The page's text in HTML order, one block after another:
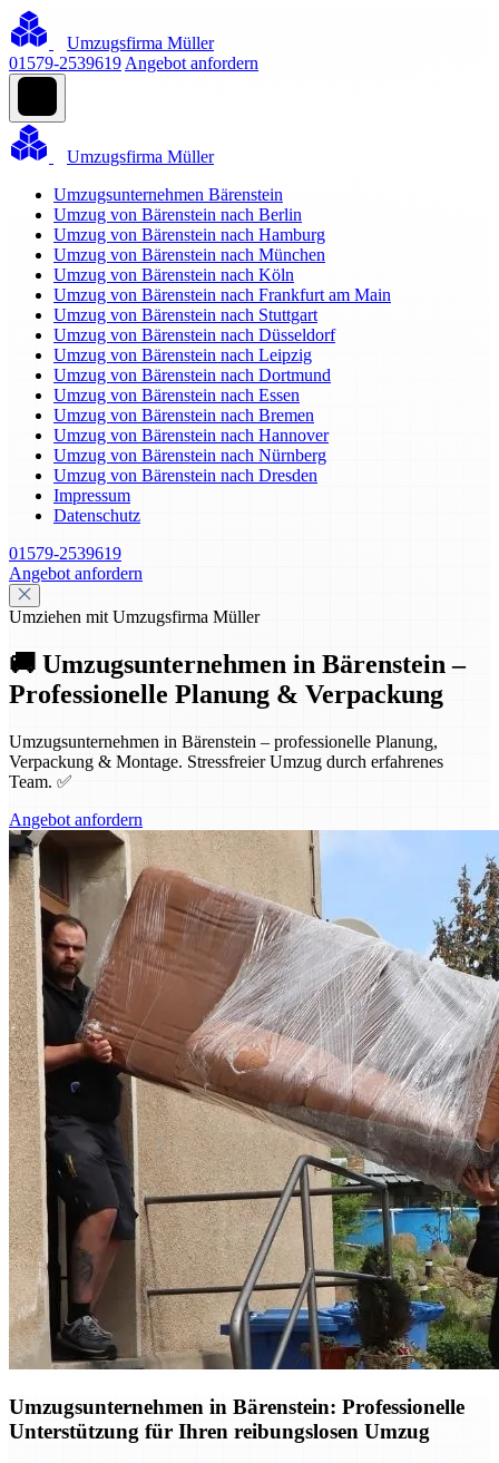
Umzugsfirma Müller
01579-2539619 Angebot anfordern
Umzugsfirma Müller
Umzugsunternehmen Bärenstein
Umzug von Bärenstein nach Berlin
Umzug von Bärenstein nach Hamburg
Umzug von Bärenstein nach München
Umzug von Bärenstein nach Köln
Umzug von Bärenstein nach Frankfurt am Main
Umzug von Bärenstein nach Stuttgart
Umzug von Bärenstein nach Düsseldorf
Umzug von Bärenstein nach Leipzig
Umzug von Bärenstein nach Dortmund
Umzug von Bärenstein nach Essen
Umzug von Bärenstein nach Bremen
Umzug von Bärenstein nach Hannover
Umzug von Bärenstein nach Nürnberg
Umzug von Bärenstein nach Dresden
Impressum
Datenschutz
01579-2539619
Angebot anfordern
Umziehen mit Umzugsfirma Müller
🚚 Umzugsunternehmen in Bärenstein –
Professionelle Planung & Verpackung
Umzugsunternehmen in Bärenstein – professionelle Planung,
Verpackung & Montage. Stressfreier Umzug durch erfahrenes
Team. ✅
Angebot anfordern
Umzugsunternehmen in Bärenstein: Professionelle
Unterstützung für Ihren reibungslosen Umzug